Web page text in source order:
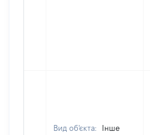
Вид об'єкта:
Інше